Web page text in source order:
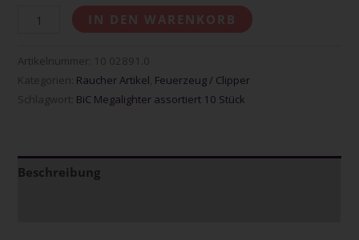
IN DEN WARENKORB
Artikelnummer:
10 02891.0
Kategorien: Raucher Artikel Feuerzeug / Clipper
Schlagwort: BiC Megalighter assortiert 10 Stück
Beschreibung